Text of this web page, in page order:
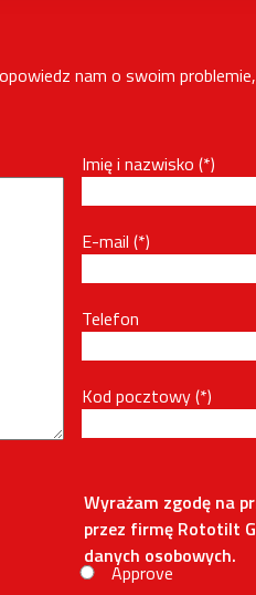
nam o swoim
Imię i nazwisko
E-mail
Telefon
Kod pocztowy
Wyrażam zgodę na
przez firmę Rototilt
danych osobowych.
Approve